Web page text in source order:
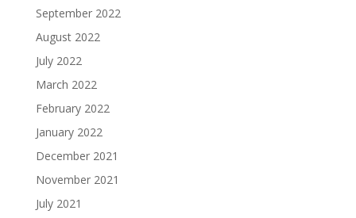
September 2022
August 2022
July 2022
March 2022
February 2022
January 2022
December 2021
November 2021
July 2021